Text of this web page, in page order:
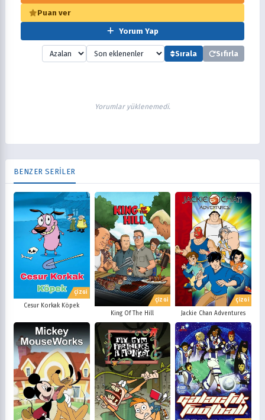
Puan ver
Yorum Yap
Sırala Sıfırla
Yorumlar yüklenemedi.
BENZER SERİLER
ÇİZGİ
Cesur Korkak Köpek
ÇİZGİ
King Of The Hill
ÇİZGİ
Jackie Chan Adventures